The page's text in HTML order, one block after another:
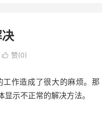
 赞(0)
作造成了很大的麻烦。那
示不正常的解决方法。